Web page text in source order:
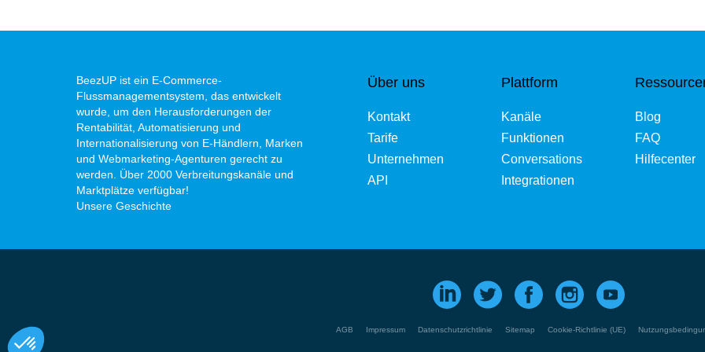
BeezUP ist ein E-Commerce-
Flussmanagementsystem, das entwickelt
wurde, um den Herausforderungen der
Rentabilität, Automatisierung und
Internationalisierung von E-Händlern, Marken
und Webmarketing-Agenturen gerecht zu
werden. Über 2000 Verbreitungskanäle und
Marktplätze verfügbar!
Unsere Geschichte
Über uns
Kontakt
Tarife
Unternehmen
API
Plattform
Kanäle
Funktionen
Conversations
Integrationen
Blog
FAQ
Hilfecenter
AGB Impressum Datenschutzrichtlinie Sitemap Cookie-Richtlinie (UE)
Axeptio consent
Einwilligungsmanagementplattform: Passen Sie Ihre Optionen an